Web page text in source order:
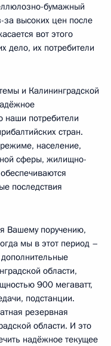
бумажный
за высоких цен после
вот этого
дело, их потребители
и Калининградской
наши потребители
стран.
население,
сферы, жилищно-
последствия
Вашему поручению,
мы в этот период –
области,
900 мегаватт,
подстанции.
резервная
области. И это
надёжное текущее